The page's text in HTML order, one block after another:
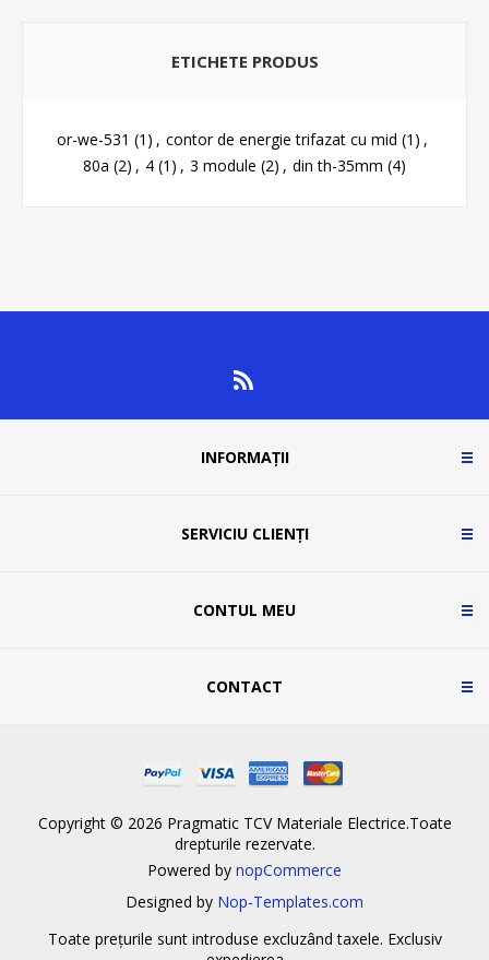
ETICHETE PRODUS
or-we-531 (1) , contor de energie trifazat cu mid (1) ,
80a (2) , 4 (1) , 3 module (2) , din th-35mm (4)
INFORMAȚII
SERVICIU CLIENȚI
CONTUL MEU
CONTACT
Copyright © 2026 Pragmatic TCV Materiale Electrice.Toate
drepturile rezervate.
Powered by nopCommerce
Designed by Nop-Templates.com
Toate prețurile sunt introduse excluzând taxele. Exclusiv